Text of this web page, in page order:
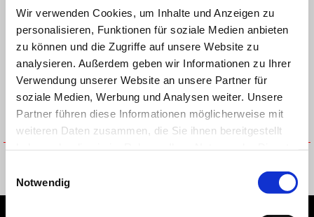
Wir verwenden Cookies, um Inhalte und Anzeigen zu
personalisieren, Funktionen für soziale Medien anbieten
zu können und die Zugriffe auf unsere Website zu
analysieren. Außerdem geben wir Informationen zu Ihrer
Verwendung unserer Website an unsere Partner für
soziale Medien, Werbung und Analysen weiter. Unsere
Partner führen diese Informationen möglicherweise mit
weiteren Daten zusammen, die Sie ihnen bereitgestellt
Notwendig
BACK PACK LIGHT BAG 26 MLC